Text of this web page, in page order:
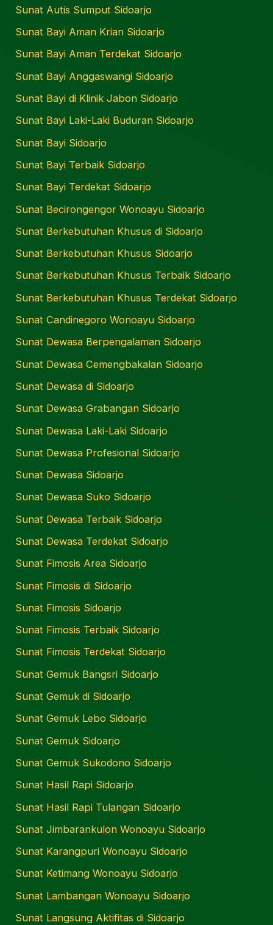
Sunat Autis Sumput Sidoarjo
Sunat Bayi Aman Krian Sidoarjo
Sunat Bayi Aman Terdekat Sidoarjo
Sunat Bayi Anggaswangi Sidoarjo
Sunat Bayi di Klinik Jabon Sidoarjo
Sunat Bayi Laki-Laki Buduran Sidoarjo
Sunat Bayi Sidoarjo
Sunat Bayi Terbaik Sidoarjo
Sunat Bayi Terdekat Sidoarjo
Sunat Becirongengor Wonoayu Sidoarjo
Sunat Berkebutuhan Khusus di Sidoarjo
Sunat Berkebutuhan Khusus Sidoarjo
Sunat Berkebutuhan Khusus Terbaik Sidoarjo
Sunat Berkebutuhan Khusus Terdekat Sidoarjo
Sunat Candinegoro Wonoayu Sidoarjo
Sunat Dewasa Berpengalaman Sidoarjo
Sunat Dewasa Cemengbakalan Sidoarjo
Sunat Dewasa di Sidoarjo
Sunat Dewasa Grabangan Sidoarjo
Sunat Dewasa Laki-Laki Sidoarjo
Sunat Dewasa Profesional Sidoarjo
Sunat Dewasa Sidoarjo
Sunat Dewasa Suko Sidoarjo
Sunat Dewasa Terbaik Sidoarjo
Sunat Dewasa Terdekat Sidoarjo
Sunat Fimosis Area Sidoarjo
Sunat Fimosis di Sidoarjo
Sunat Fimosis Sidoarjo
Sunat Fimosis Terbaik Sidoarjo
Sunat Fimosis Terdekat Sidoarjo
Sunat Gemuk Bangsri Sidoarjo
Sunat Gemuk di Sidoarjo
Sunat Gemuk Lebo Sidoarjo
Sunat Gemuk Sidoarjo
Sunat Gemuk Sukodono Sidoarjo
Sunat Hasil Rapi Sidoarjo
Sunat Hasil Rapi Tulangan Sidoarjo
Sunat Jimbarankulon Wonoayu Sidoarjo
Sunat Karangpuri Wonoayu Sidoarjo
Sunat Ketimang Wonoayu Sidoarjo
Sunat Lambangan Wonoayu Sidoarjo
Sunat Langsung Aktifitas di Sidoarjo